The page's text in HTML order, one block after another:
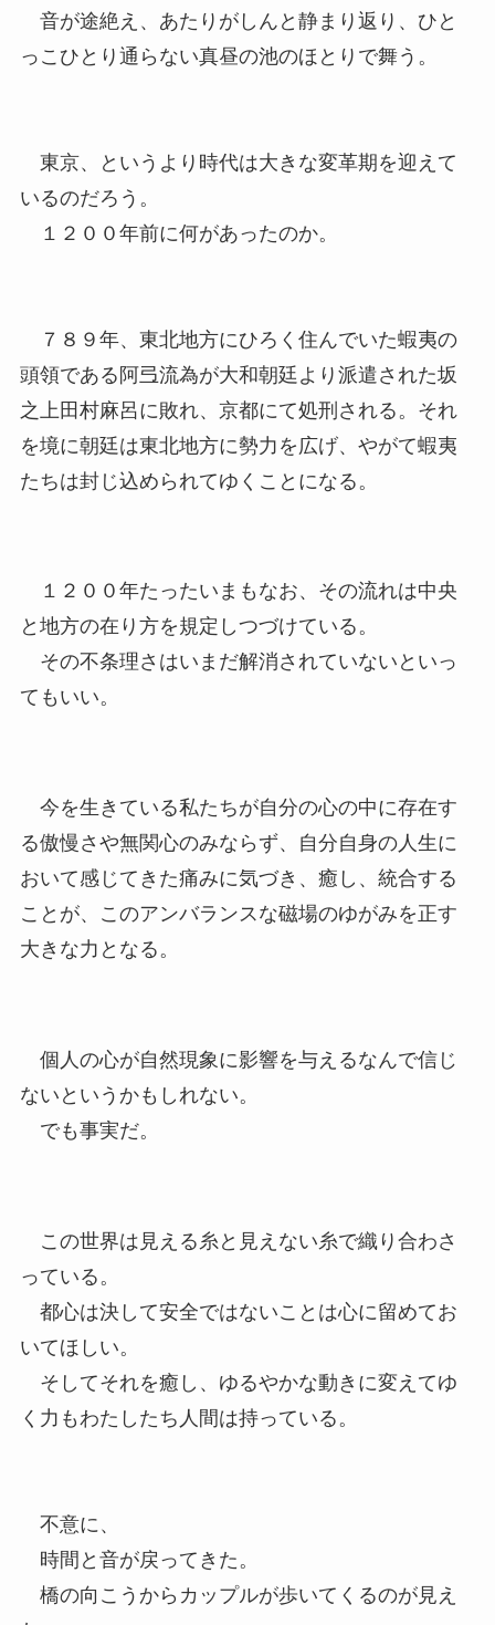
音が途絶え、あたりがしんと静まり返り、ひと
っこひとり通らない真昼の池のほとりで舞う。
東京、というより時代は大きな変革期を迎えて
いるのだろう。
１２００年前に何があったのか。
７８９年、東北地方にひろく住んでいた蝦夷の
頭領である阿弖流為が大和朝廷より派遣された坂
之上田村麻呂に敗れ、京都にて処刑される。それ
を境に朝廷は東北地方に勢力を広げ、やがて蝦夷
たちは封じ込められてゆくことになる。
１２００年たったいまもなお、その流れは中央
と地方の在り方を規定しつづけている。
その不条理さはいまだ解消されていないといっ
てもいい。
今を生きている私たちが自分の心の中に存在す
る傲慢さや無関心のみならず、自分自身の人生に
おいて感じてきた痛みに気づき、癒し、統合する
ことが、このアンバランスな磁場のゆがみを正す
大きな力となる。
個人の心が自然現象に影響を与えるなんで信じ
ないというかもしれない。
でも事実だ。
この世界は見える糸と見えない糸で織り合わさ
っている。
都心は決して安全ではないことは心に留めてお
いてほしい。
そしてそれを癒し、ゆるやかな動きに変えてゆ
く力もわたしたち人間は持っている。
不意に、
時間と音が戻ってきた。
橋の向こうからカップルが歩いてくるのが見え